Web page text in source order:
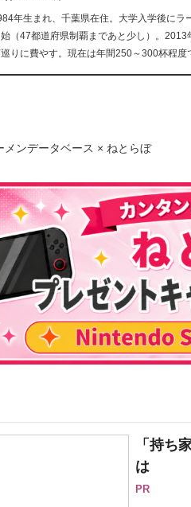
年生まれ、千葉県在住。大学入学後に
（47都道府県制覇まであと少し）。
りに費やす。現在は年間250～300杯程度
メンデータベース × ねとらぼ
「持ち
は
PR